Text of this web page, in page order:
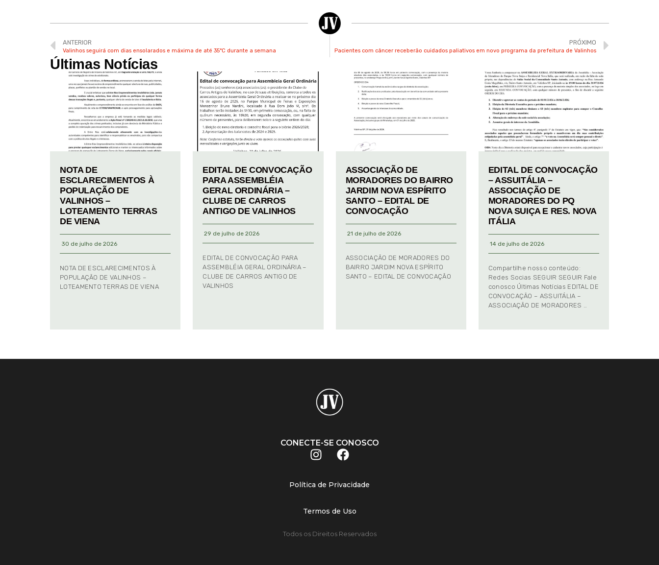
ANTERIOR
Valinhos seguirá com dias ensolarados e máxima de até 35°C durante a semana
PRÓXIMO
Pacientes com câncer receberão cuidados paliativos em novo programa da prefeitura de Valinhos
Últimas Notícias
NOTA DE
ESCLARECIMENTOS À
POPULAÇÃO DE
VALINHOS –
LOTEAMENTO TERRAS
DE VIENA
30 de julho de 2026
NOTA DE ESCLARECIMENTOS À
POPULAÇÃO DE VALINHOS –
LOTEAMENTO TERRAS DE VIENA
EDITAL DE CONVOCAÇÃO
PARA ASSEMBLÉIA
GERAL ORDINÁRIA –
CLUBE DE CARROS
ANTIGO DE VALINHOS
29 de julho de 2026
EDITAL DE CONVOCAÇÃO PARA
ASSEMBLÉIA GERAL ORDINÁRIA –
CLUBE DE CARROS ANTIGO DE
VALINHOS
ASSOCIAÇÃO DE
MORADORES DO BAIRRO
JARDIM NOVA ESPÍRITO
SANTO – EDITAL DE
CONVOCAÇÃO
21 de julho de 2026
ASSOCIAÇÃO DE MORADORES DO
BAIRRO JARDIM NOVA ESPÍRITO
SANTO – EDITAL DE CONVOCAÇÃO
EDITAL DE CONVOCAÇÃO
– ASSUITÁLIA –
ASSOCIAÇÃO DE
MORADORES DO PQ
NOVA SUIÇA E RES. NOVA
ITÁLIA
14 de julho de 2026
Compartilhe nosso conteúdo:
Redes Socias SEGUIR SEGUIR Fale
conosco Últimas Notícias EDITAL DE
CONVOCAÇÃO – ASSUITÁLIA –
ASSOCIAÇÃO DE MORADORES …
CONECTE-SE CONOSCO
Política de Privacidade
Termos de Uso
Todos os Direitos Reservados